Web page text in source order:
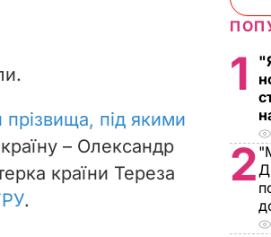
прізвища, під якими
– Олександр
країни Тереза
.
1
2